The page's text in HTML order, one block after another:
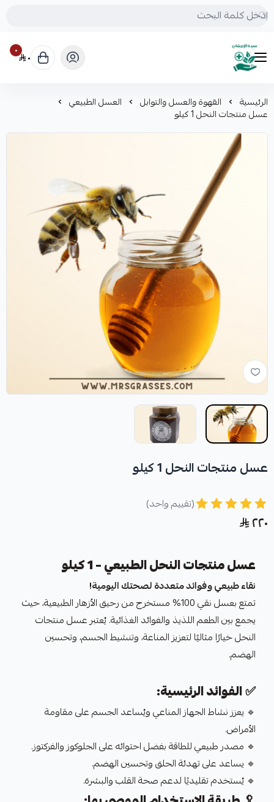
mrs.grasses
٠ ٠
الرئيسية القهوة والعسل والتوابل العسل الطبيعي
عسل منتجات النحل 1 كيلو
عسل منتجات النحل 1 كيلو
(تقييم واحد)
٢٢٠
عسل منتجات النحل الطبيعي – 1 كيلو
نقاء طبيعي وفوائد متعددة لصحتك اليومية!
تمتع بعسل نقي 100% مستخرج من رحيق الأزهار الطبيعية، حيث
يجمع بين الطعم اللذيذ والفوائد الغذائية. يُعتبر عسل منتجات
النحل خيارًا مثاليًا لتعزيز المناعة، وتنشيط الجسم، وتحسين
الهضم.
✅الفوائد الرئيسية:
🔹 يعزز نشاط الجهاز المناعي ويُساعد الجسم على مقاومة
الأمراض.
🔹 مصدر طبيعي للطاقة بفضل احتوائه على الجلوكوز والفركتوز.
🔹 يساعد على تهدئة الحلق وتحسين الهضم.
🔹 يُستخدم تقليديًا لدعم صحة القلب والبشرة.